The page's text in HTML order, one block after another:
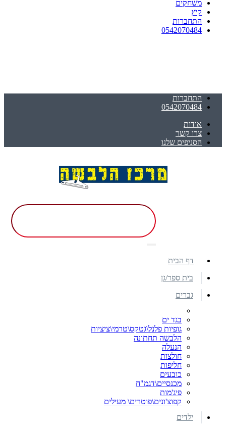
משחקים
קיץ
התחברות
0542070484
התחברות
0542070484
אודות
צרו קשר
הסניפים שלנו
דף הבית
בית ספר/גן
גברים
בגד ים
גופיות פלנל\גטקס\טרמי\ציציות
הלבשה תחתונה
הנעלה
חולצות
חליפות
כובעים
מכנסיים\דגמ"ח
פיג'מות
קפוצ'ונים\פוטרים\ מעילים
ילדים